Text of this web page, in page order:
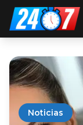
Noticias